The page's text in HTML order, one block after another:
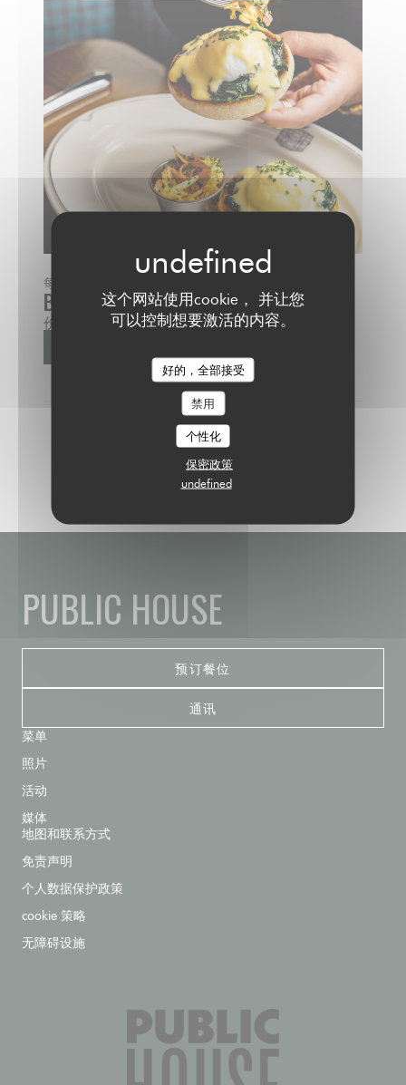
这个网站使用cookie， 并让您
可以控制想要激活的内容。
好的，全部接受
禁用
个性化
保密政策
undefined
每个 星期日 从 11H30 到 16H00
BRUNCH DU DIMANCHE
价格 : €29.50
PUBLIC HOUSE
预订餐位
通讯
菜单
照片
活动
媒体
地图和联系方式
免责声明
个人数据保护政策
cookie 策略
无障碍设施